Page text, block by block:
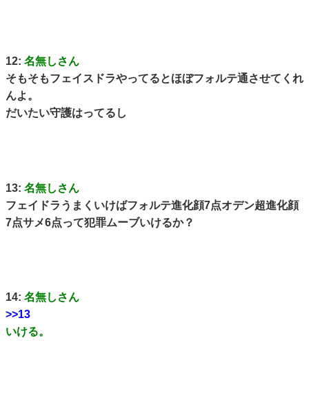
12: 名無しさん
そもそもフェイスドラやってるとほぼフォルテ通させてくれ
んよ。
だいたい守護はってるし
13: 名無しさん
フェイドラうまくいけばフォルテ進化顔7点オデン超進化顔
7点サメ6点って犯罪ムーブいけるか？
14: 名無しさん
>>13
いける。